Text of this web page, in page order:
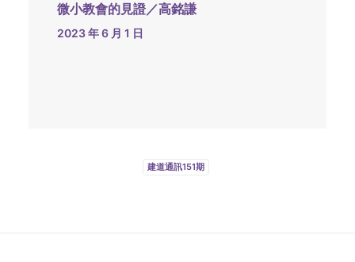
微小教會的見證／高銘謙
2023 年 6 月 1 日
建道通訊151期